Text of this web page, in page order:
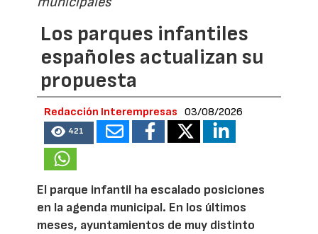
Los parques infantiles
españoles actualizan su
propuesta
Redacción Interempresas 03/08/2026
421
El parque infantil ha escalado posiciones
en la agenda municipal. En los últimos
meses, ayuntamientos de muy distinto